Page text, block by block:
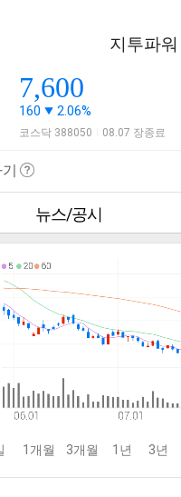
지투파워
7,600
160 2.06%
코스닥 388050 08.07 장종료
뉴스/공시
1개월 3개월 1년 3년